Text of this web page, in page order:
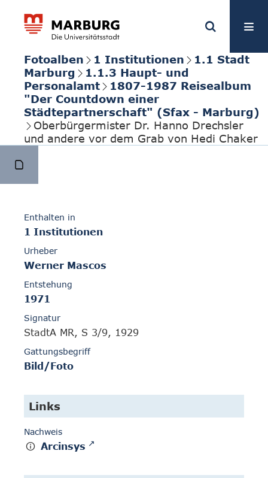
Fotoalben 1 Institutionen
1.1 Stadt
Marburg
1.1.3 Haupt- und
Personalamt
1807-1987 Reisealbum
"Der Countdown einer
Städtepartnerschaft" (Sfax - Marburg)
Oberbürgermister Dr. Hanno Drechsler
und andere vor dem Grab von Hedi Chaker
Enthalten in
1 Institutionen
Urheber
Werner Mascos
Entstehung
1971
Signatur
StadtA MR, S 3/9, 1929
Gattungsbegriff
Bild/Foto
Links
Nachweis
Arcinsys